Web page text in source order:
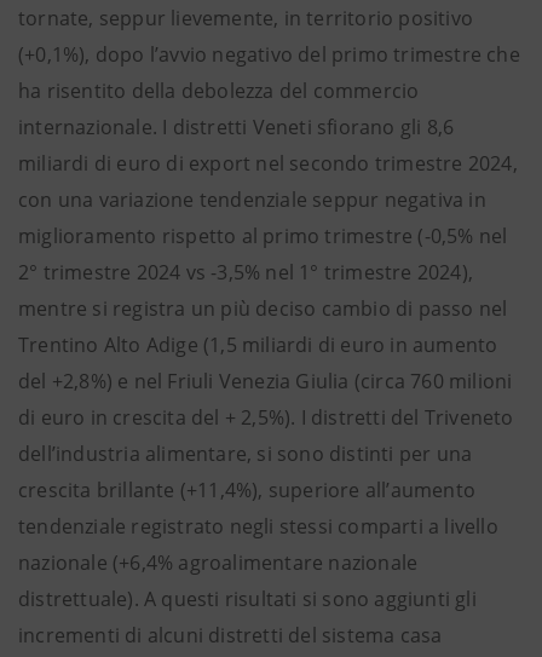
tornate, seppur lievemente, in territorio positivo
(+0,1%), dopo l’avvio negativo del primo trimestre che
ha risentito della debolezza del commercio
internazionale. I distretti Veneti sfiorano gli 8,6
miliardi di euro di export nel secondo trimestre 2024,
con una variazione tendenziale seppur negativa in
miglioramento rispetto al primo trimestre (-0,5% nel
2° trimestre 2024 vs -3,5% nel 1° trimestre 2024),
mentre si registra un più deciso cambio di passo nel
Trentino Alto Adige (1,5 miliardi di euro in aumento
del +2,8%) e nel Friuli Venezia Giulia (circa 760 milioni
di euro in crescita del + 2,5%). I distretti del Triveneto
dell’industria alimentare, si sono distinti per una
crescita brillante (+11,4%), superiore all’aumento
tendenziale registrato negli stessi comparti a livello
nazionale (+6,4% agroalimentare nazionale
distrettuale). A questi risultati si sono aggiunti gli
incrementi di alcuni distretti del sistema casa